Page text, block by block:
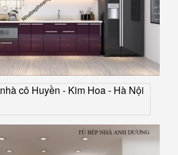
cô Huyền - Kim Hoa - Hà Nội